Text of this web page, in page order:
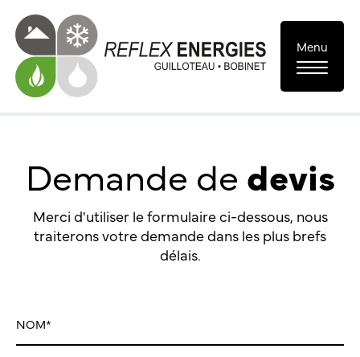
Menu
Demande de devis
Merci d'utiliser le formulaire ci-dessous, nous
traiterons votre demande dans les plus brefs
délais.